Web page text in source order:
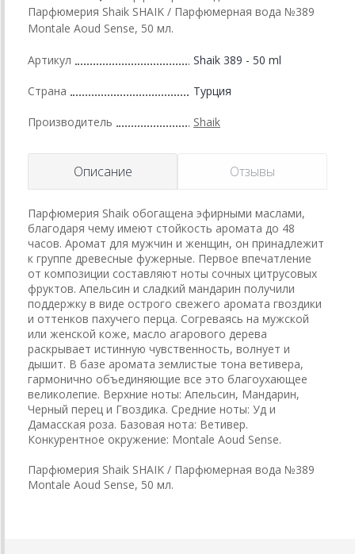
Парфюмерия Shaik SHAIK / Парфюмерная вода №389
Montale Aoud Sense, 50 мл.
Артикул Shaik 389 - 50 ml
Страна Турция
Производитель Shaik
Описание Отзывы
Парфюмерия Shaik обогащена эфирными маслами,
благодаря чему имеют стойкость аромата до 48
часов. Аромат для мужчин и женщин, он принадлежит
к группе древесные фужерные. Первое впечатление
от композиции составляют ноты сочных цитрусовых
фруктов. Апельсин и сладкий мандарин получили
поддержку в виде острого свежего аромата гвоздики
и оттенков пахучего перца. Согреваясь на мужской
или женской коже, масло агарового дерева
раскрывает истинную чувственность, волнует и
дышит. В базе аромата землистые тона ветивера,
гармонично объединяющие все это благоухающее
великолепие. Верхние ноты: Апельсин, Мандарин,
Черный перец и Гвоздика. Средние ноты: Уд и
Дамасская роза. Базовая нота: Ветивер.
Конкурентное окружение: Montale Aoud Sense.
Парфюмерия Shaik SHAIK / Парфюмерная вода №389
Montale Aoud Sense, 50 мл.